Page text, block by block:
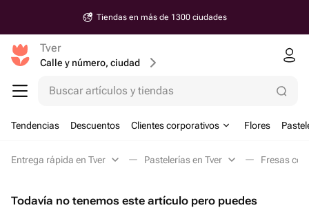
Tiendas en más de 1300 ciudades
Tver
Calle y número, ciudad
Buscar artículos y tiendas
Tendencias Descuentos Clientes corporativos Flores
Entrega rápida en Tver Pastelerías en Tver Fresas
Todavía no tenemos este artículo pero puedes